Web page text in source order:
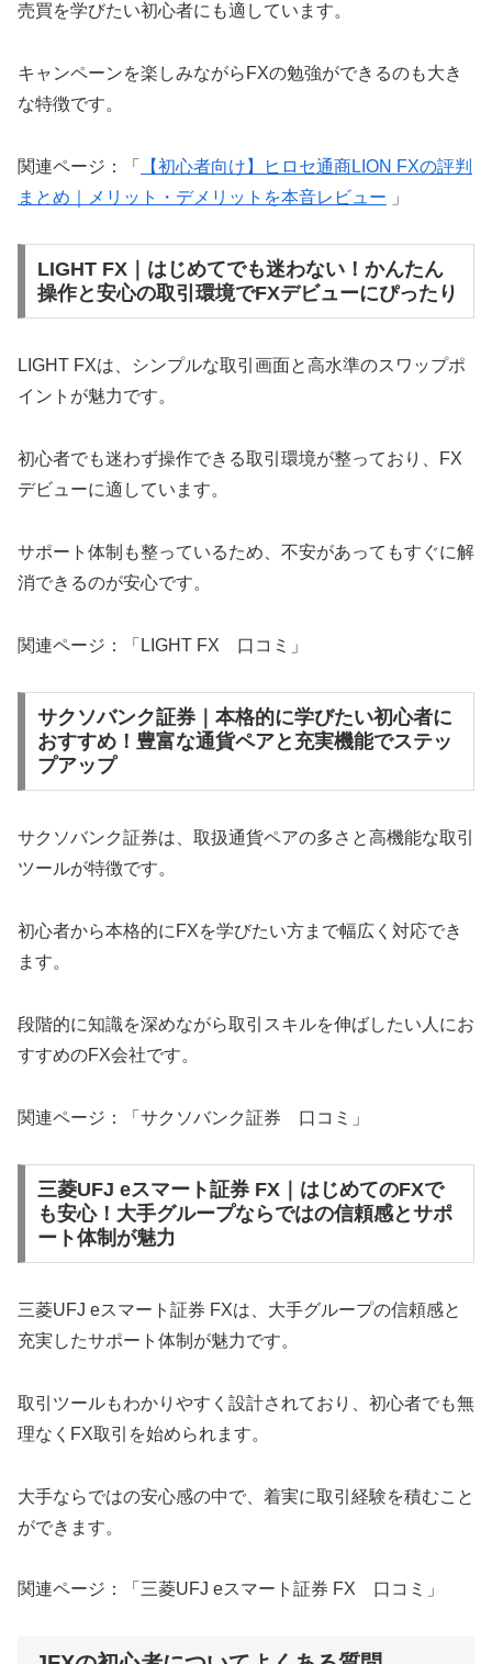
売買を学びたい初心者にも適しています。
キャンペーンを楽しみながらFXの勉強ができるのも大き
な特徴です。
関連ページ：「
【初心者向け】ヒロセ通商LION FXの評判
まとめ｜メリット・デメリットを本音レビュー
」
LIGHT FX｜はじめてでも迷わない！かんたん
操作と安心の取引環境でFXデビューにぴったり
LIGHT FXは、シンプルな取引画面と高水準のスワップポ
イントが魅力です。
初心者でも迷わず操作できる取引環境が整っており、FX
デビューに適しています。
サポート体制も整っているため、不安があってもすぐに解
消できるのが安心です。
関連ページ：「LIGHT FX 口コミ」
サクソバンク証券｜本格的に学びたい初心者に
おすすめ！豊富な通貨ペアと充実機能でステッ
プアップ
サクソバンク証券は、取扱通貨ペアの多さと高機能な取引
ツールが特徴です。
初心者から本格的にFXを学びたい方まで幅広く対応でき
ます。
段階的に知識を深めながら取引スキルを伸ばしたい人にお
すすめのFX会社です。
関連ページ：「サクソバンク証券 口コミ」
三菱UFJ eスマート証券 FX｜はじめてのFXで
も安心！大手グループならではの信頼感とサポ
ート体制が魅力
三菱UFJ eスマート証券 FXは、大手グループの信頼感と
充実したサポート体制が魅力です。
取引ツールもわかりやすく設計されており、初心者でも無
理なくFX取引を始められます。
大手ならではの安心感の中で、着実に取引経験を積むこと
ができます。
関連ページ：「三菱UFJ eスマート証券 FX 口コミ」